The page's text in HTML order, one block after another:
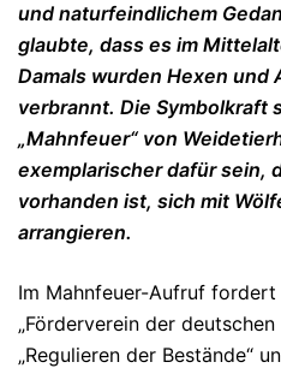
und naturfeindlichem
glaubte, dass es im
Damals wurden Hexen und
verbrannt. Die Symbolkraft
„Mahnfeuer“ von
exemplarischer dafür sein,
vorhanden ist, sich mit
arrangieren.
Im Mahnfeuer-Aufruf
„Förderverein der
„Regulieren der Bestände“